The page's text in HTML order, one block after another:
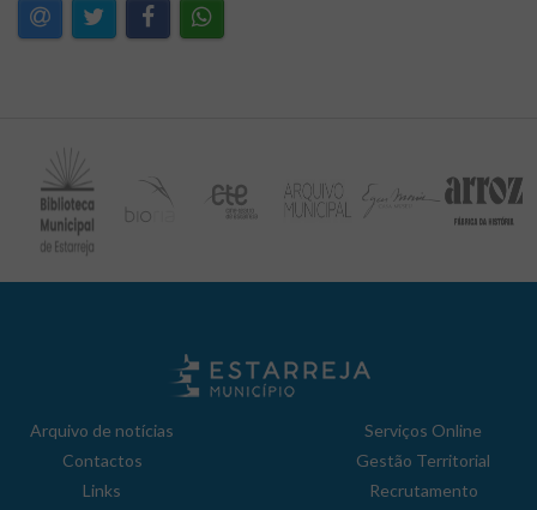
Arquivo de notícias
Contactos
Links
Serviços Online
Gestão Territorial
Recrutamento